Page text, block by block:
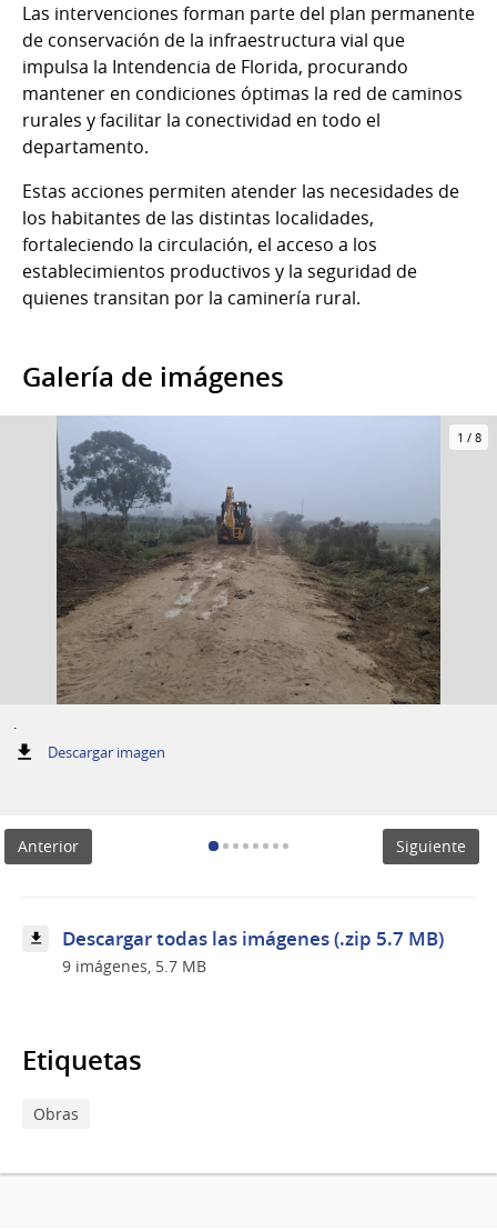
Las intervenciones forman parte del plan permanente
de conservación de la infraestructura vial que
impulsa la Intendencia de Florida, procurando
mantener en condiciones óptimas la red de caminos
rurales y facilitar la conectividad en todo el
departamento.
Estas acciones permiten atender las necesidades de
los habitantes de las distintas localidades,
fortaleciendo la circulación, el acceso a los
establecimientos productivos y la seguridad de
quienes transitan por la caminería rural.
Galería de imágenes
1 / 8
.
Descargar imagen:
Anterior Siguiente
Descargar todas las imágenes (.zip 5.7 MB)
9 imágenes, 5.7 MB
Etiquetas
Obras